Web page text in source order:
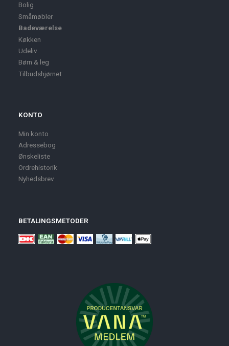
Bolig
Småmøbler
Badeværelse
Køkken
Udeliv
Børn & leg
Tilbudshjørnet
KONTO
Min konto
Adressebog
Ønskeliste
Ordrehistorik
Nyhedsbrev
BETALINGSMETODER